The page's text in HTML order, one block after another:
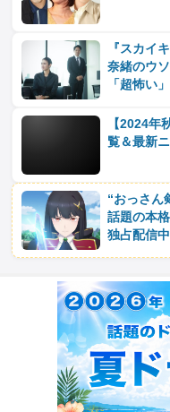
『スカイ
奈緒のウ
「超怖い」
【2024年
覧＆最新
“おっさ
話題の本
独占配信中